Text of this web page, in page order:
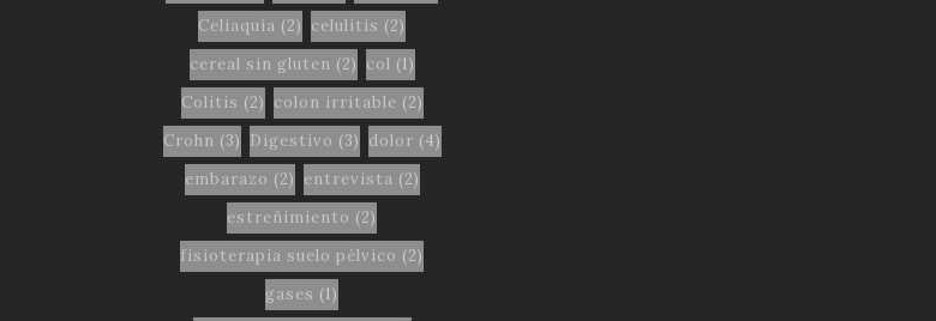
Celiaquía (2) celulitis (2)
cereal sin gluten (2) col (1)
Colitis (2) colon irritable (2)
Crohn (3) Digestivo (3) dolor (4)
embarazo (2) entrevista (2)
estreñimiento (2)
fisioterapia suelo pélvico (2)
gases (1)